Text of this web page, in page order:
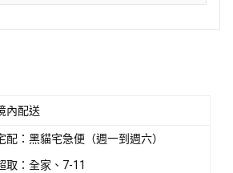
內配送
配：黑貓宅急便（週一到週六）
取：全家、7-11